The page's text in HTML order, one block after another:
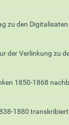
zu den Digitalisaten
der Verlinkung zu
1850-1868
1880 transkribiert